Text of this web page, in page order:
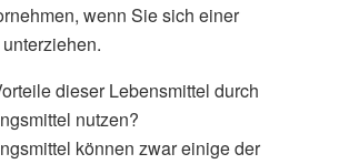
wenn Sie sich einer
dieser Lebensmittel durch
nutzen?
können zwar einige der